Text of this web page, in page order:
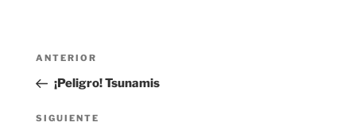
Navegación
entradas
Entrada
anterior:
ANTERIOR
¡Peligro! Tsunamis
Siguiente
SIGUIENTE